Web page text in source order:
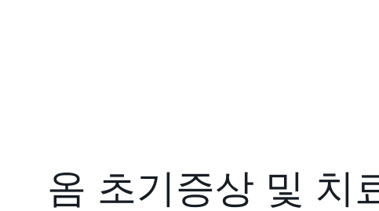
옴 초기증상 및 치